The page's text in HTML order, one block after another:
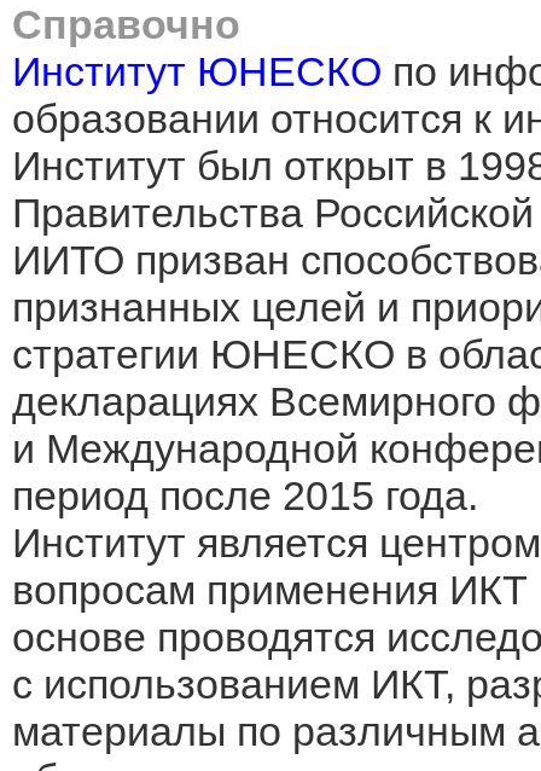
Справочно
Институт ЮНЕСКО по
образовании относится к
Институт был открыт в
Правительства
ИИТО призван
признанных целей и
стратегии ЮНЕСКО в
декларациях Всемирного
и Международной
период после 2015 года.
Институт является
вопросам применения ИКТ
основе проводятся
с использованием ИКТ,
материалы по различным